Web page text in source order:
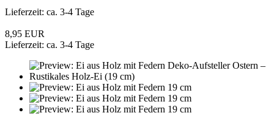
Lieferzeit: ca. 3-4 Tage
8,95 EUR
Lieferzeit: ca. 3-4 Tage